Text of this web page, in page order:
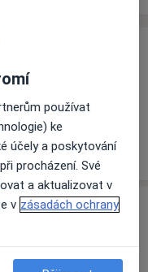
nejsou k dispozici
žádné informace o
používat
ke
účely a poskytování
procházení. Své
a aktualizovat v
v zásadách ochrany